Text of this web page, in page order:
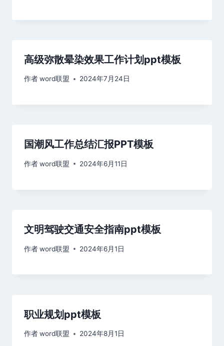
高级弥散晕染效果工作计划ppt模板
作者word联盟 2024年7月24日
国潮风工作总结汇报PPT模板
作者word联盟 2024年6月11日
文明驾驶交通安全指南ppt模板
作者word联盟 2024年6月1日
职业规划ppt模板
作者word联盟 2024年8月1日